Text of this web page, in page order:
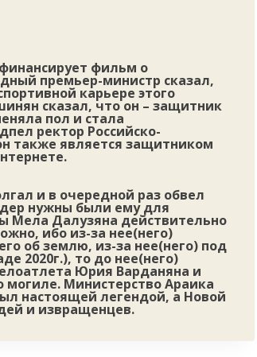
фильм о
премьер-министр сказал,
карьере этого
сказал, что он – защитник
пол и стала
ректор Российско-
также является защитником
и в очередной раз обвел
нужны были ему для
Мела Далузяна действительно
ибо из-за нее(него)
об землю, из-за нее(него) под
2020г.), то до нее(него)
Юрия Варданяна и
могиле. Министерство Араика
настоящей легендой, а Новой
и извращенцев.